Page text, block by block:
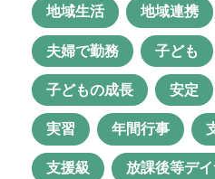
保育士資格が活
保育所等訪問支
働き甲斐
児童発達支援
ス
地域生活 地域連携
夫婦で勤務 子ども
子どもの成長 安定
実習 年間行事
支援級 放課後等デ